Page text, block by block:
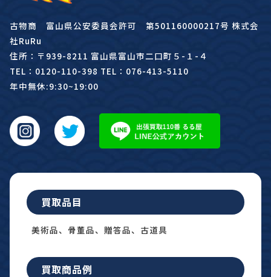
古物商 富山県公安委員会許可 第501160000217号 株式会
社RuRu
住所：〒939-8211 富山県富山市二口町５-１-４
TEL：0120-110-398 TEL：076-413-5110
年中無休:9:30~19:00
買取品目
美術品、骨董品、贈答品、古道具
買取商品例